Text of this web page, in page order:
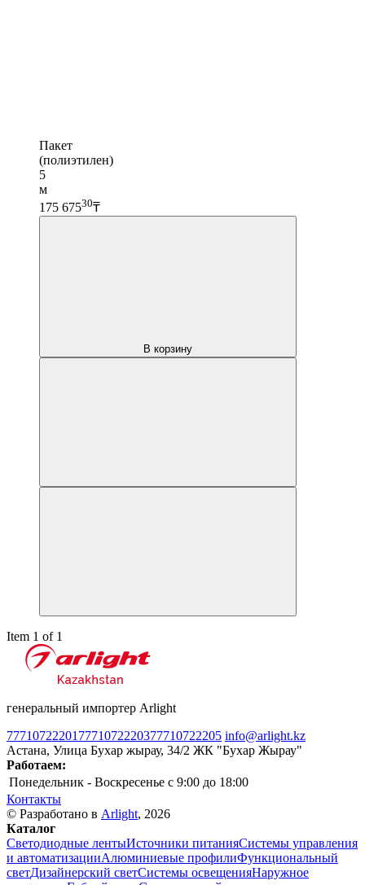
Пакет
(полиэтилен)
5
м
175 67530₸
В корзину
Item 1 of 1
генеральный импортер Arlight
77710722201 7771072220377710722205 info@arlight.kz
Астана, Улица Бухар жырау, 34/2 ЖК "Бухар Жырау"
Работаем:
Понедельник - Воскресенье c 9:00 до 18:00
Контакты
© Разработано в Arlight, 2026
Каталог
Светодиодные лентыИсточники питанияСистемы управления
и автоматизацииАлюминиевые профилиФункциональный
светДизайнерский светСистемы освещенияНаружное